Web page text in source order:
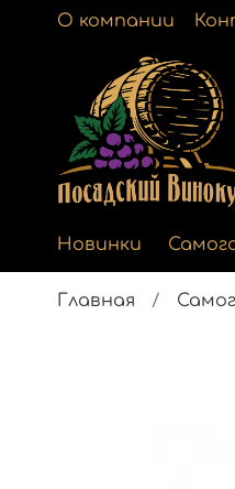
О компании
Новинки
Главная